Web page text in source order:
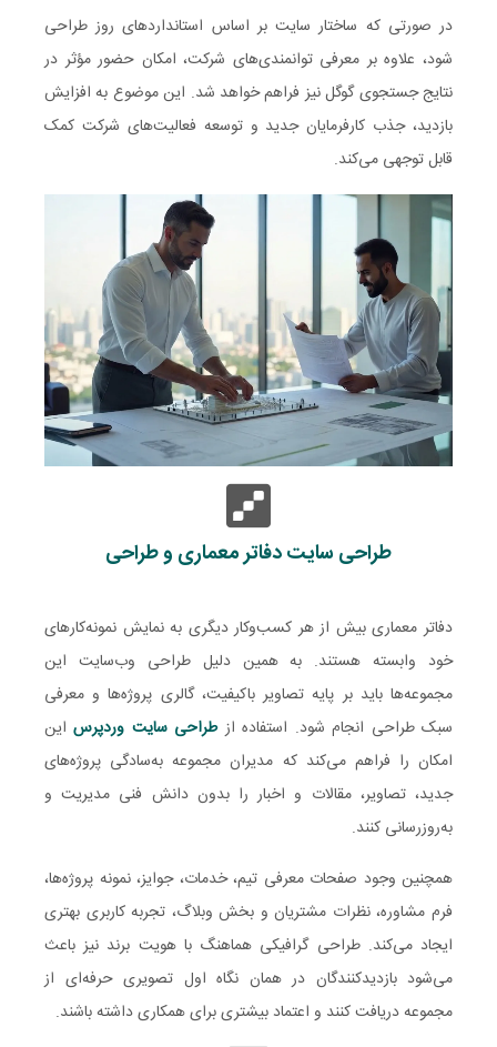
در صورتی که ساختار سایت بر اساس استانداردهای روز طراحی
شود، علاوه بر معرفی توانمندی‌های شرکت، امکان حضور مؤثر در
نتایج جستجوی گوگل نیز فراهم خواهد شد. این موضوع به افزایش
بازدید، جذب کارفرمایان جدید و توسعه فعالیت‌های شرکت کمک
قابل توجهی می‌کند.
طراحی سایت دفاتر معماری و طراحی
دفاتر معماری بیش از هر کسب‌وکار دیگری به نمایش نمونه‌کارهای
خود وابسته هستند. به همین دلیل طراحی وب‌سایت این
مجموعه‌ها باید بر پایه تصاویر باکیفیت، گالری پروژه‌ها و معرفی
سبک طراحی انجام شود. استفاده ازطراحی سایت وردپرس این
امکان را فراهم می‌کند که مدیران مجموعه به‌سادگی پروژه‌های
جدید، تصاویر، مقالات و اخبار را بدون دانش فنی مدیریت و
به‌روزرسانی کنند.
همچنین وجود صفحات معرفی تیم، خدمات، جوایز، نمونه پروژه‌ها،
فرم مشاوره، نظرات مشتریان و بخش وبلاگ، تجربه کاربری بهتری
ایجاد می‌کند. طراحی گرافیکی هماهنگ با هویت برند نیز باعث
می‌شود بازدیدکنندگان در همان نگاه اول تصویری حرفه‌ای از
مجموعه دریافت کنند و اعتماد بیشتری برای همکاری داشته باشند.